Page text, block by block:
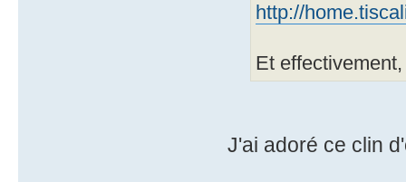
http://
Et
J'ai adoré ce clin